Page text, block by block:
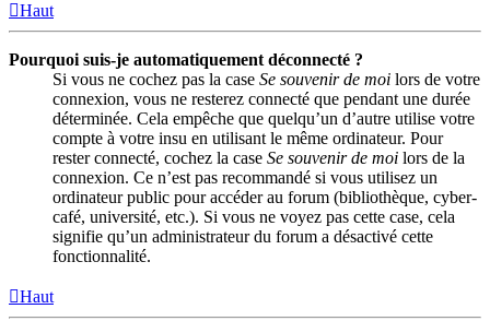
Haut
Pourquoi suis-je automatiquement déconnecté ?
Si vous ne cochez pas la case Se souvenir de moi lors de votre
connexion, vous ne resterez connecté que pendant une durée
déterminée. Cela empêche que quelqu’un d’autre utilise votre
compte à votre insu en utilisant le même ordinateur. Pour
rester connecté, cochez la case Se souvenir de moi lors de la
connexion. Ce n’est pas recommandé si vous utilisez un
ordinateur public pour accéder au forum (bibliothèque, cyber-
café, université, etc.). Si vous ne voyez pas cette case, cela
signifie qu’un administrateur du forum a désactivé cette
fonctionnalité.
Haut